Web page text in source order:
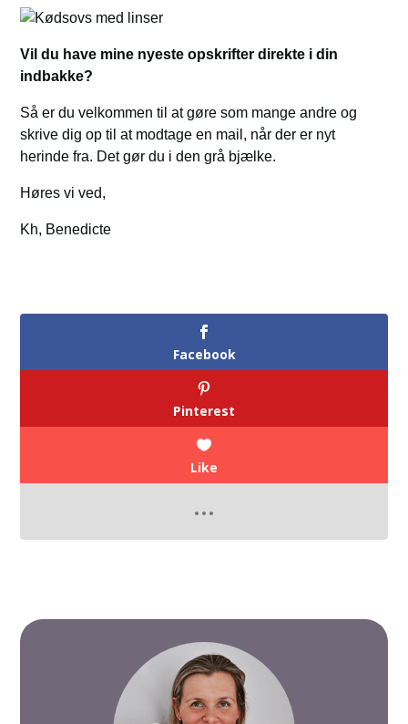
Vil du have mine nyeste opskrifter direkte i din
indbakke?
Så er du velkommen til at gøre som mange andre og
skrive dig op til at modtage en mail, når der er nyt
herinde fra. Det gør du i den grå bjælke.
Høres vi ved,
Kh, Benedicte
Facebook
Pinterest
Like